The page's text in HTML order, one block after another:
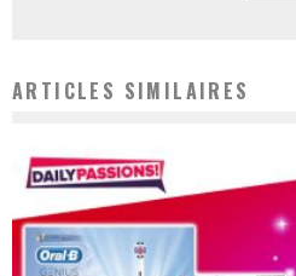
ARTICLES SIMILAIRES